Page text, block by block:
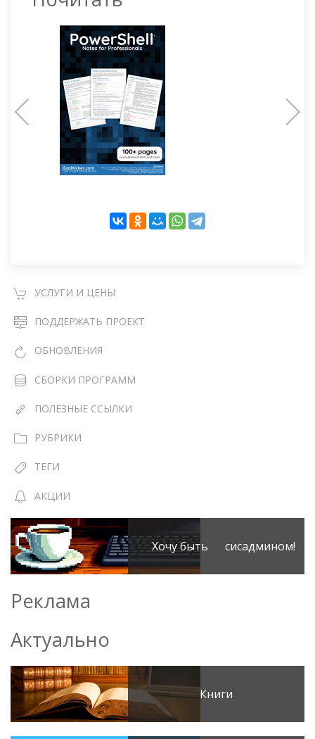
УСЛУГИ И ЦЕНЫ
ПОДДЕРЖАТЬ ПРОЕКТ
ОБНОВЛЕНИЯ
СБОРКИ ПРОГРАММ
ПОЛЕЗНЫЕ ССЫЛКИ
РУБРИКИ
ТЕГИ
АКЦИИ
Хочу быть сисадмином!
Реклама
Актуально
Книги